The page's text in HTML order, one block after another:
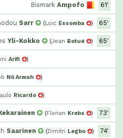
Bismark Ampofo 61'
Sarr (Loic Essomba ) 65'
Yli-Kokko (Jean Botué ) 65'
Arifi )
Nii Armah )
Ricardo )
(Florian Krebs ) 73'
Saarinen (Dimitri Legbo ) 74'